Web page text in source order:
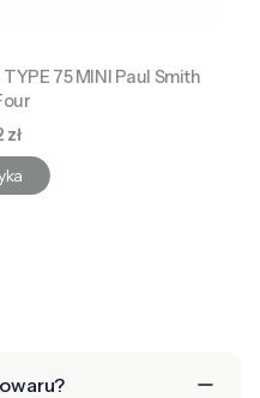
75 MINI Paul Smith
zł